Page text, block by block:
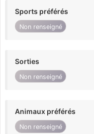
Sports préférés
Non renseigné
Sorties
Non renseigné
Animaux préférés
Non renseigné